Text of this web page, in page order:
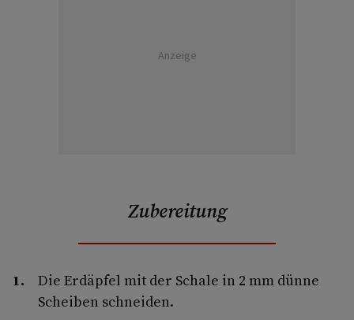
Anzeige
Zubereitung
Die Erdäpfel mit der Schale in 2 mm dünne
Scheiben schneiden.